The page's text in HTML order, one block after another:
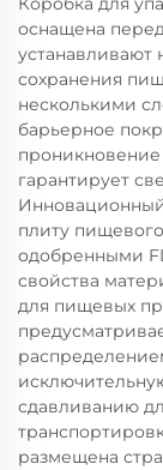
оснащена
устанавливают
сохранения
несколькими
барьерное
гарантирует
плиту
одобренными
свойства
для пищевых
сдавливанию
размещена